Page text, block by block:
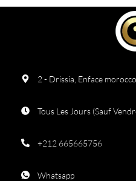
2 - Drissia, Enface
Tous Les Jours (Sauf
+212 665665756
Whatsapp